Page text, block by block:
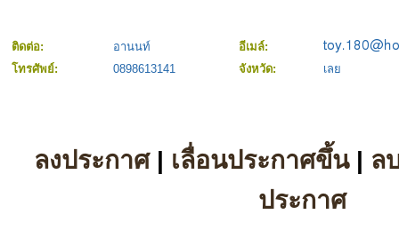
ติดต่อ: อานนท์
อีเมล์:
โทรศัพย์:
0898613141 จังหวัด: เลย
ลงประกาศ| เลื่อนประกาศขึ้น| ล
ประกาศ